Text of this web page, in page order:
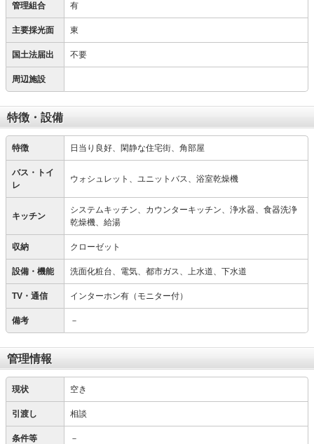
管理組合 有
主要採光面 東
国土法届出 不要
周辺施設
特徴・設備
特徴 日当り良好、閑静な住宅街、角部屋
バス・トイ
レ
ウォシュレット、ユニットバス、浴室乾燥機
キッチン
システムキッチン、カウンターキッチン、浄水器、食器洗浄
乾燥機、給湯
収納 クローゼット
設備・機能 洗面化粧台、電気、都市ガス、上水道、下水道
TV・通信 インターホン有（モニター付）
備考 －
管理情報
現状 空き
引渡し 相談
条件等 －